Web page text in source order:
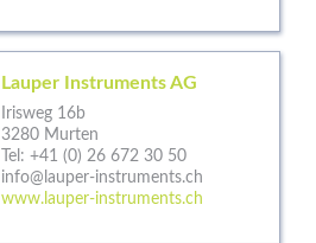
Lauper Instruments AG
Irisweg 16b
3280 Murten
Tel: +41 (0) 26 672 30 50
info@lauper-instruments.ch
www.lauper-instruments.ch